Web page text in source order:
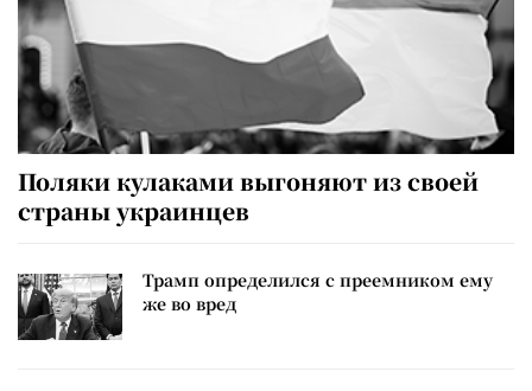
Поляки кулаками выгоняют из своей
страны украинцев
Трамп определился с преемником ему
же во вред